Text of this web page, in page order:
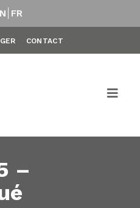
FR
CONTACT
–